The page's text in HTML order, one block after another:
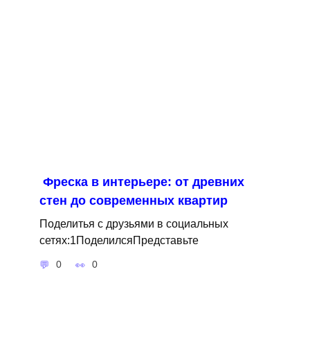
Фреска в интерьере: от древних
стен до современных квартир
Поделитья с друзьями в социальных
сетях:1ПоделилсяПредставьте
0 0